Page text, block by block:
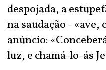
despojada, a
na saudação - «ave,
anúncio:
luz, e chamá-lo-ás